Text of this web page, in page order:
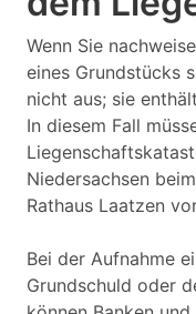
Wenn Sie
eines Grundstücks
nicht aus; sie
In diesem Fall
Niedersachsen
Rathaus Laatzen
Bei der Aufnahme
Grundschuld oder